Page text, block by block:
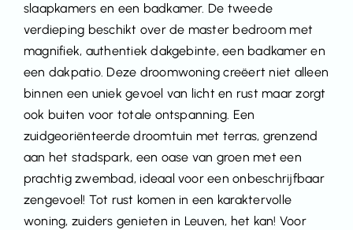
slaapkamers en een badkamer. De tweede
verdieping beschikt over de master bedroom met
magnifiek, authentiek dakgebinte, een badkamer en
een dakpatio. Deze droomwoning creëert niet alleen
binnen een uniek gevoel van licht en rust maar zorgt
ook buiten voor totale ontspanning. Een
zuidgeoriënteerde droomtuin met terras, grenzend
aan het stadspark, een oase van groen met een
prachtig zwembad, ideaal voor een onbeschrijfbaar
zengevoel! Tot rust komen in een karaktervolle
woning, zuiders genieten in Leuven, het kan! Voor